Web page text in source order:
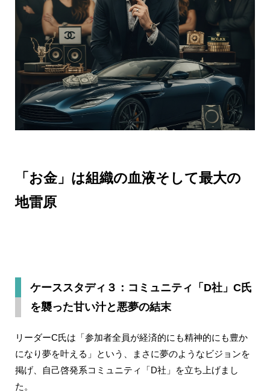
「お金」は組織の血液そして最大の
地雷原
ケーススタディ３：コミュニティ「D社」C氏
を襲った甘い汁と悪夢の結末
リーダーC氏は「参加者全員が経済的にも精神的にも豊か
になり夢を叶える」という、まさに夢のようなビジョンを
掲げ、自己啓発系コミュニティ「D社」を立ち上げまし
た。